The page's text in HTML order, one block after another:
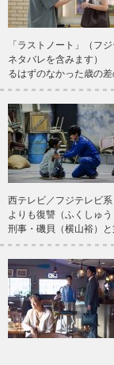
「ラストノート」（フ
ネタバレを含みます）
るはずのなかった歳の
西テレビ／フジテレビ
よりも復讐（ふくしゅ
刑事・磯貝（横山裕）